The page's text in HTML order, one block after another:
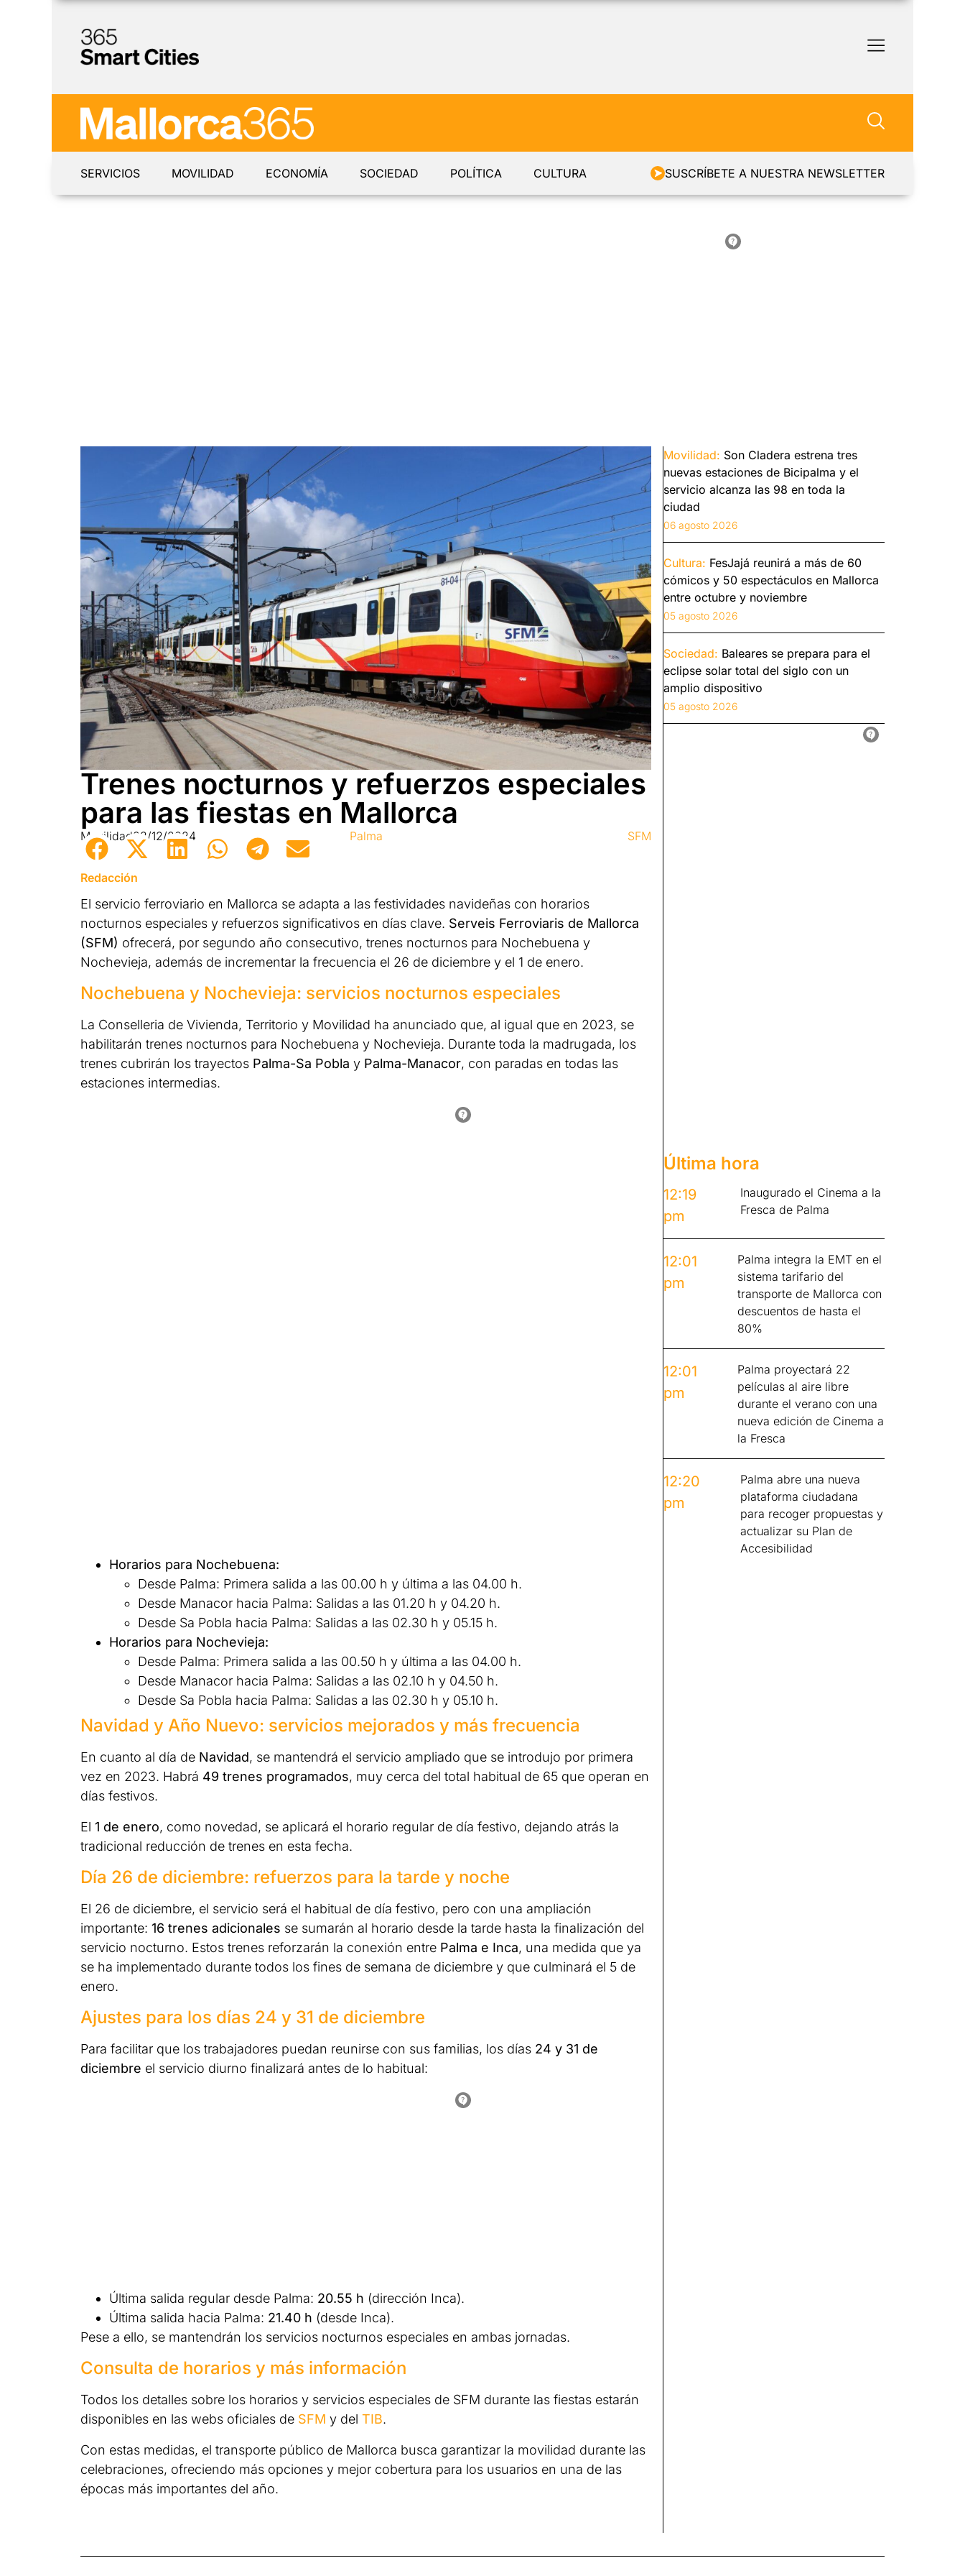
SERVICIOS MOVILIDAD ECONOMÍA SOCIEDAD POLÍTICA CULTURA SUSCRÍBETE A NUESTRA NEWSLETTER
Trenes nocturnos y refuerzos especiales
para las fiestas en Mallorca
Movilidad23/12/2024 Palma SFM
Redacción
El servicio ferroviario en Mallorca se adapta a las festividades navideñas con horarios
nocturnos especiales y refuerzos significativos en días clave. Serveis Ferroviaris de Mallorca
(SFM) ofrecerá, por segundo año consecutivo, trenes nocturnos para Nochebuena y
Nochevieja, además de incrementar la frecuencia el 26 de diciembre y el 1 de enero.
Nochebuena y Nochevieja: servicios nocturnos especiales
La Conselleria de Vivienda, Territorio y Movilidad ha anunciado que, al igual que en 2023, se
habilitarán trenes nocturnos para Nochebuena y Nochevieja. Durante toda la madrugada, los
trenes cubrirán los trayectos Palma-Sa Pobla y Palma-Manacor, con paradas en todas las
estaciones intermedias.
Horarios para Nochebuena:
Desde Palma: Primera salida a las 00.00 h y última a las 04.00 h.
Desde Manacor hacia Palma: Salidas a las 01.20 h y 04.20 h.
Desde Sa Pobla hacia Palma: Salidas a las 02.30 h y 05.15 h.
Horarios para Nochevieja:
Desde Palma: Primera salida a las 00.50 h y última a las 04.00 h.
Desde Manacor hacia Palma: Salidas a las 02.10 h y 04.50 h.
Desde Sa Pobla hacia Palma: Salidas a las 02.30 h y 05.10 h.
Navidad y Año Nuevo: servicios mejorados y más frecuencia
En cuanto al día de Navidad, se mantendrá el servicio ampliado que se introdujo por primera
vez en 2023. Habrá 49 trenes programados, muy cerca del total habitual de 65 que operan en
días festivos.
El 1 de enero, como novedad, se aplicará el horario regular de día festivo, dejando atrás la
tradicional reducción de trenes en esta fecha.
Día 26 de diciembre: refuerzos para la tarde y noche
El 26 de diciembre, el servicio será el habitual de día festivo, pero con una ampliación
importante: 16 trenes adicionales se sumarán al horario desde la tarde hasta la finalización del
servicio nocturno. Estos trenes reforzarán la conexión entre Palma e Inca, una medida que ya
se ha implementado durante todos los fines de semana de diciembre y que culminará el 5 de
enero.
Ajustes para los días 24 y 31 de diciembre
Para facilitar que los trabajadores puedan reunirse con sus familias, los días 24 y 31 de
diciembre el servicio diurno finalizará antes de lo habitual:
Última salida regular desde Palma: 20.55 h (dirección Inca).
Última salida hacia Palma: 21.40 h (desde Inca).
Pese a ello, se mantendrán los servicios nocturnos especiales en ambas jornadas.
Consulta de horarios y más información
Todos los detalles sobre los horarios y servicios especiales de SFM durante las fiestas estarán
disponibles en las webs oficiales de SFM y del TIB.
Con estas medidas, el transporte público de Mallorca busca garantizar la movilidad durante las
celebraciones, ofreciendo más opciones y mejor cobertura para los usuarios en una de las
épocas más importantes del año.
Movilidad: Son Cladera estrena tres
nuevas estaciones de Bicipalma y el
servicio alcanza las 98 en toda la
ciudad
06 agosto 2026
Cultura: FesJajá reunirá a más de 60
cómicos y 50 espectáculos en Mallorca
entre octubre y noviembre
05 agosto 2026
Sociedad: Baleares se prepara para el
eclipse solar total del siglo con un
amplio dispositivo
05 agosto 2026
Última hora
12:19
pm
Inaugurado el Cinema a la
Fresca de Palma
12:01
pm
Palma integra la EMT en el
sistema tarifario del
transporte de Mallorca con
descuentos de hasta el
80%
12:01
pm
Palma proyectará 22
películas al aire libre
durante el verano con una
nueva edición de Cinema a
la Fresca
12:20
pm
Palma abre una nueva
plataforma ciudadana
para recoger propuestas y
actualizar su Plan de
Accesibilidad